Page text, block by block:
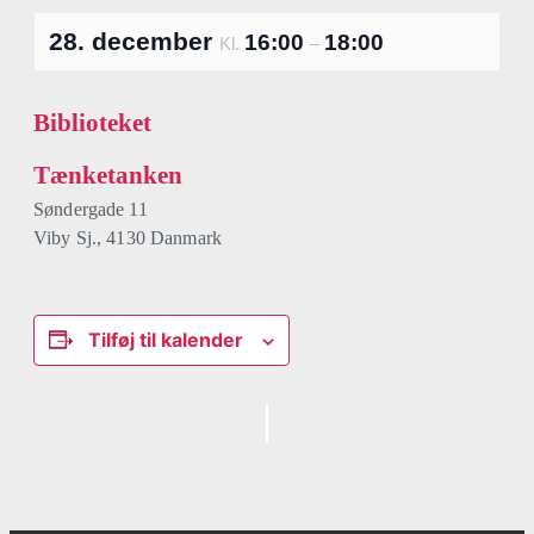
28. december Kl. 16:00 – 18:00
Biblioteket
Tænketanken
Søndergade 11
Viby Sj., 4130 Danmark
Tilføj til kalender